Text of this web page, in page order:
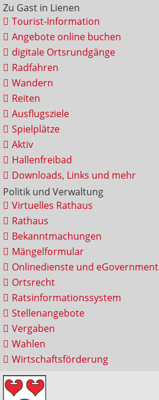
Zu Gast in Lienen
Tourist-Information
Angebote online buchen
digitale Ortsrundgänge
Radfahren
Wandern
Reiten
Ausflugsziele
Spielplätze
Aktiv
Hallenfreibad
Downloads, Links und mehr
Politik und Verwaltung
Virtuelles Rathaus
Rathaus
Bekanntmachungen
Mängelformular
Onlinedienste und eGovernment
Ortsrecht
Ratsinformationssystem
Stellenangebote
Vergaben
Wahlen
Wirtschaftsförderung